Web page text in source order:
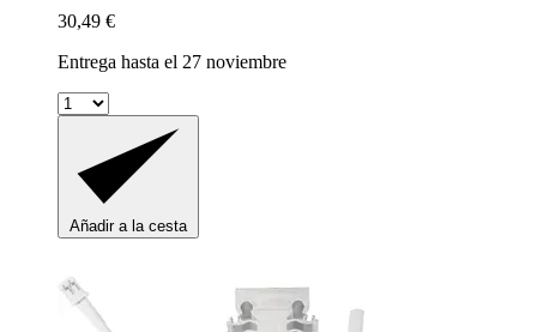
30,49 €
Entrega hasta el 27 noviembre
Añadir a la cesta